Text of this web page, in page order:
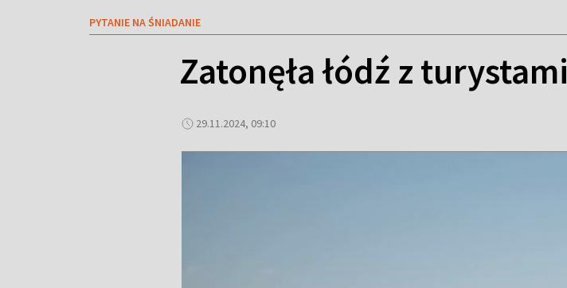
PYTANIE NA ŚNIADANIE
Zatonęła łódź z turystami
29.11.2024, 09:10